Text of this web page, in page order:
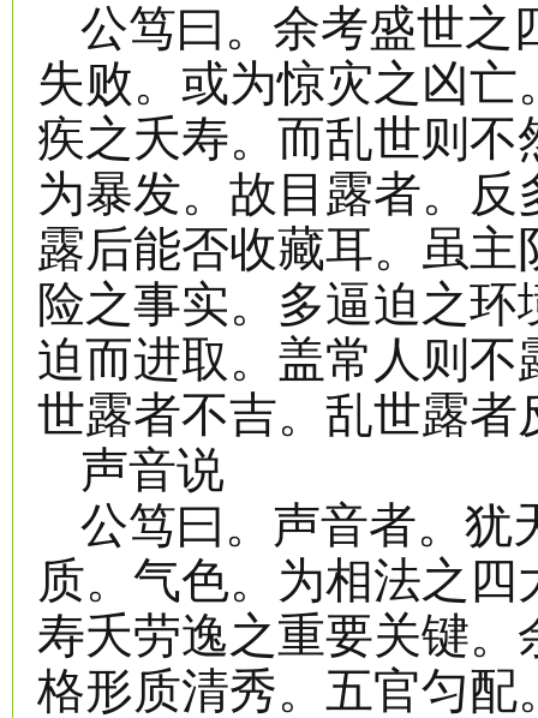
公笃曰。余考盛世之
失败。或为惊灾之凶
疾之夭寿。而乱世则
为暴发。故目露者。
露后能否收藏耳。虽
险之事实。多逼迫之
迫而进取。盖常人则
世露者不吉。乱世露者
声音说
公笃曰。声音者。犹
质。气色。为相法之
寿夭劳逸之重要关键
格形质清秀。五官匀